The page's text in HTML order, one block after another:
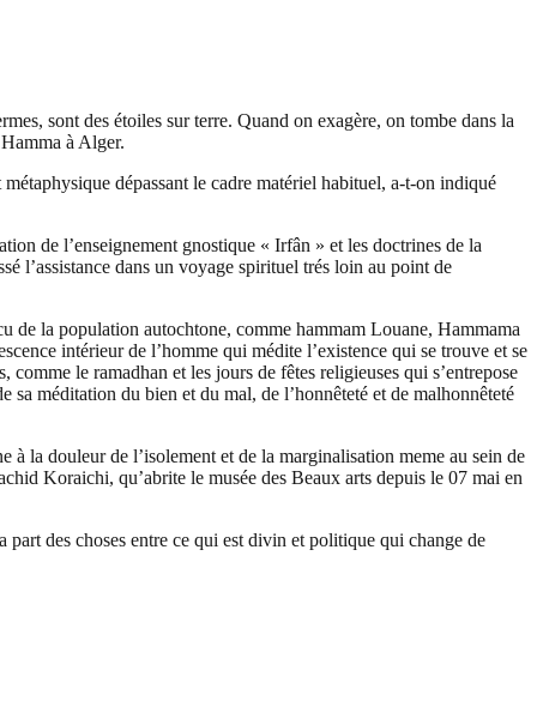
sont des étoiles sur terre. Quand on exagère, on tombe dans la
à Alger.
dépassant le cadre matériel habituel, a-t-on indiqué
de l’enseignement gnostique « Irfân » et les doctrines de la
l’assistance dans un voyage spirituel trés loin au point de
de la population autochtone, comme hammam Louane, Hammama
intérieur de l’homme qui médite l’existence qui se trouve et se
le ramadhan et les jours de fêtes religieuses qui s’entrepose
sa méditation du bien et du mal, de l’honnêteté et de malhonnêteté
la douleur de l’isolement et de la marginalisation meme au sein de
Koraichi, qu’abrite le musée des Beaux arts depuis le 07 mai en
des choses entre ce qui est divin et politique qui change de